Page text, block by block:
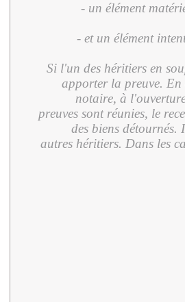
- un élément
- et un élément
Si l'un des héritiers en
apporter la preuve. En
notaire, à
preuves sont réunies, le
des biens détournés.
autres héritiers. Dans les